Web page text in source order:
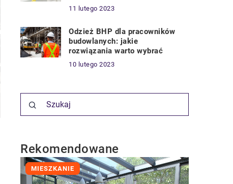
11 lutego 2023
Odzież BHP dla pracowników
budowlanych: jakie
rozwiązania warto wybrać
10 lutego 2023
Rekomendowane
MIESZKANIE